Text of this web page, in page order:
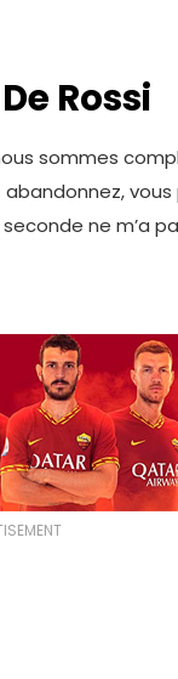
Rossi
sommes
ne m’a